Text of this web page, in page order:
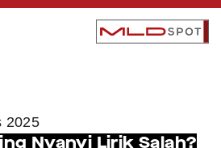
2025
Nyanyi Lirik Salah?